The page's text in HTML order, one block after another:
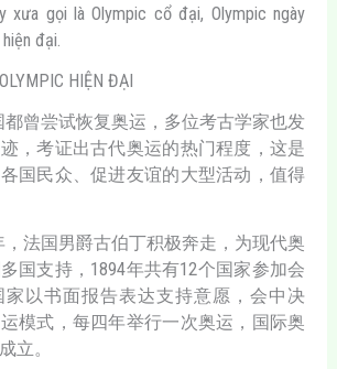
xưa gọi là Olympic cổ đại, Olympic ngày
đại.
HIỆN ĐẠI
都曾尝试恢复奥运，多位考古学家也发
，考证出古代奥运的热门程度，这是
国民众、促进友谊的大型活动，值得
，法国男爵古伯丁积极奔走，为现代奥
国支持，1894年共有12个国家参加会
家以书面报告表达支持意愿，会中决
模式，每四年举行一次奥运，国际奥
立。